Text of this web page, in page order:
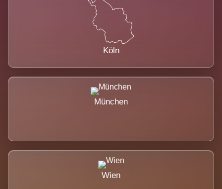
Köln
München
Wien